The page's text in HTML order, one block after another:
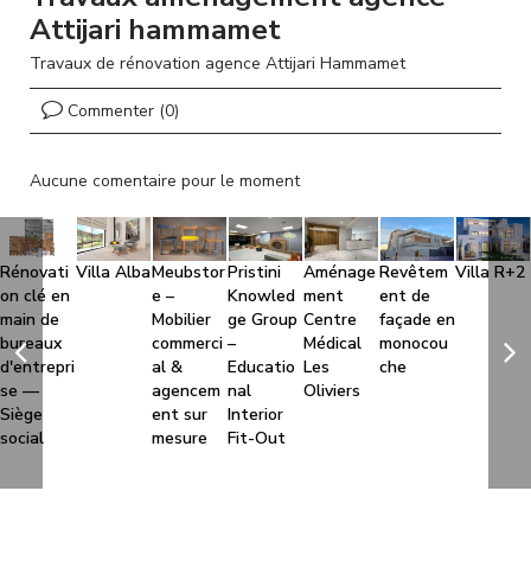
Attijari hammamet
Travaux de rénovation agence Attijari Hammamet
Commenter (0)
Aucune comentaire pour le moment
Rénovati
on clé en
main de
bureaux
d'entrepri
se —
Siège
social
Villa AlbaMeubstor
e –
Mobilier
commerci
al &
agencem
ent sur
mesure
Pristini
Knowled
ge Group
–
Educatio
nal
Interior
Fit-Out
Aménage
ment
Centre
Médical
Les
Oliviers
Revêtem
ent de
façade en
monocou
che
Villa R+2